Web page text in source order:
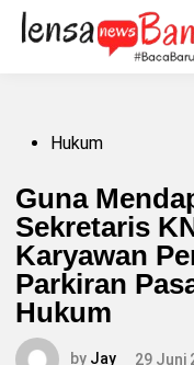
Skip
content
PostedHukum
Guna
Sekretaris
Karyawan
Parkiran
Hukum
by Jay 29 Juni